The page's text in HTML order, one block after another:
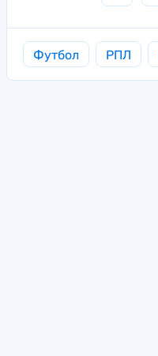
Футбол РПЛ